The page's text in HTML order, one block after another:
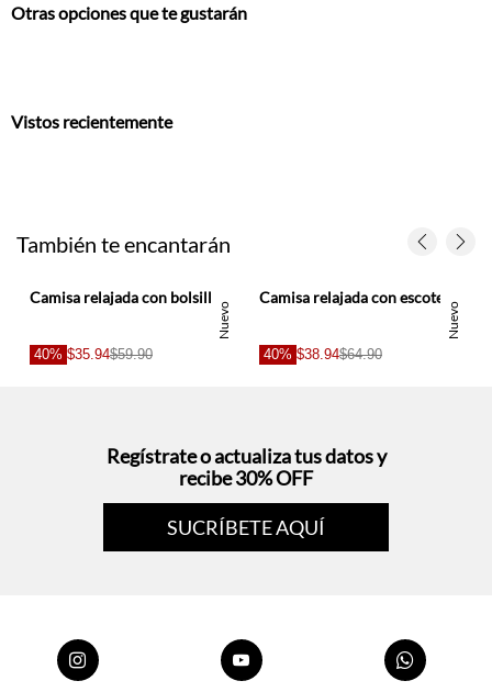
Otras opciones que te gustarán
Vistos recientemente
También te encantarán
Nuevo
Camisa relajada con bolsillos XL en lino chocolate para mujer
40% $35.94$59.90
Nuevo
Camisa relajada con escote en V profundo en algodón blanco para mujer
40% $38.94$64.90
Regístrate o actualiza tus datos y
recibe 30% OFF
SUCRÍBETE AQUÍ